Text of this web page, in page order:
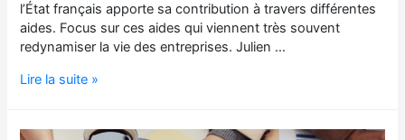
l’État français apporte sa contribution à travers différentes
aides. Focus sur ces aides qui viennent très souvent
redynamiser la vie des entreprises. Julien …
Lire la suite »